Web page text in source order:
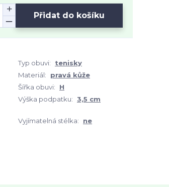
Přidat do košíku
Typ obuvi:
tenisky
Materiál:
pravá kůže
Šířka obuvi:
H
Výška podpatku: 3,5 cm
Vyjímatelná stélka:
ne